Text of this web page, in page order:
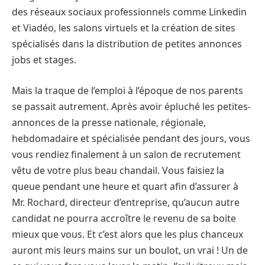
des réseaux sociaux professionnels comme Linkedin
et Viadéo, les salons virtuels et la création de sites
spécialisés dans la distribution de petites annonces
jobs et stages.
Mais la traque de l’emploi à l’époque de nos parents
se passait autrement. Après avoir épluché les petites-
annonces de la presse nationale, régionale,
hebdomadaire et spécialisée pendant des jours, vous
vous rendiez finalement à un salon de recrutement
vêtu de votre plus beau chandail. Vous faisiez la
queue pendant une heure et quart afin d’assurer à
Mr. Rochard, directeur d’entreprise, qu’aucun autre
candidat ne pourra accroître le revenu de sa boite
mieux que vous. Et c’est alors que les plus chanceux
auront mis leurs mains sur un boulot, un vrai ! Un de